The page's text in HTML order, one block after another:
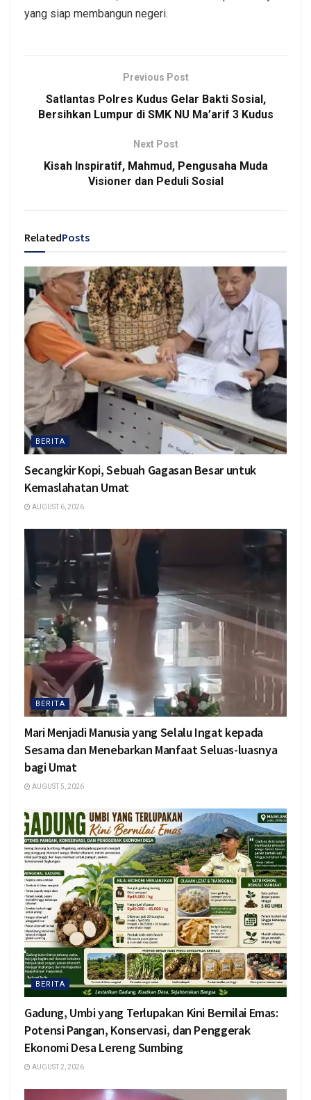
yang siap membangun negeri.
Previous Post
Satlantas Polres Kudus Gelar Bakti Sosial,
Bersihkan Lumpur di SMK NU Ma’arif 3 Kudus
Next Post
Kisah Inspiratif, Mahmud, Pengusaha Muda
Visioner dan Peduli Sosial
RelatedPosts
BERITA
Secangkir Kopi, Sebuah Gagasan Besar untuk
Kemaslahatan Umat
AUGUST 6, 2026
BERITA
Mari Menjadi Manusia yang Selalu Ingat kepada
Sesama dan Menebarkan Manfaat Seluas-luasnya
bagi Umat
AUGUST 5, 2026
BERITA
Gadung, Umbi yang Terlupakan Kini Bernilai Emas:
Potensi Pangan, Konservasi, dan Penggerak
Ekonomi Desa Lereng Sumbing
AUGUST 2, 2026